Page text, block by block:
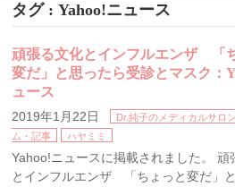
タグ : Yahoo!ニュース
頑張る文化とインフルエンザ 「
変だ」と思ったら受診とマスク：
ュース
2019年1月22日 Dr.純子のメディカルサロン
ム・記事
ハヤミミ
Yahoo!ニュースに掲載されました。 頑
とインフルエンザ 「ちょっと変だ」